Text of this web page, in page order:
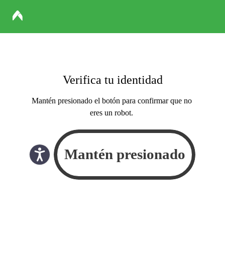
Verifica tu identidad
Mantén presionado el botón para confirmar que no
eres un robot.